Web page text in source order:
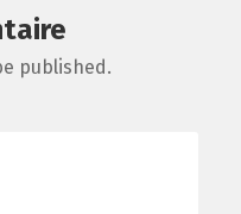
published.